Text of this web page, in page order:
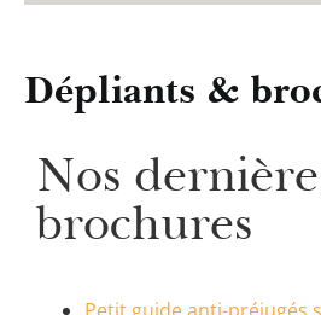
Dépliants &
Nos
brochures